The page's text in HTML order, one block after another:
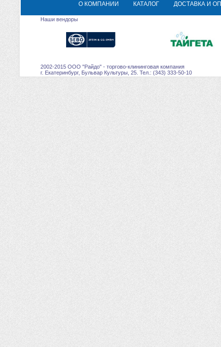
О КОМПАНИИ КАТАЛОГ ДОСТАВКА И
Наши вендоры
2002-2015 ООО "Райдо" - торгово-клининговая компания
г. Екатеринбург, Бульвар Культуры, 25. Тел.: (343) 333-50-10